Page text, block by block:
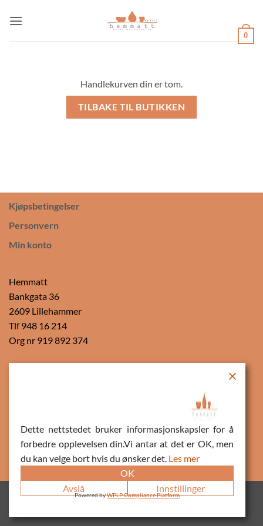
0
Handlekurven din er tom.
TILBAKE TIL BUTIKKEN
Kjøpsbetingelser
Personvern
Min konto
Hemmatt
Bankgata 36
2609 Lillehammer
Tlf 948 16 214
Org nr 919 892 374
Copyright 2022 ©Hemmatt- Made withLove//FastForward
Dette nettstedet bruker informasjonskapsler for å
forbedre opplevelsen din.Vi antar at det er OK, men
du kan velge bort hvis du ønsker det. Les mer
OK
Avslå
Innstillinger
Powered byWPLP Compliance Platform